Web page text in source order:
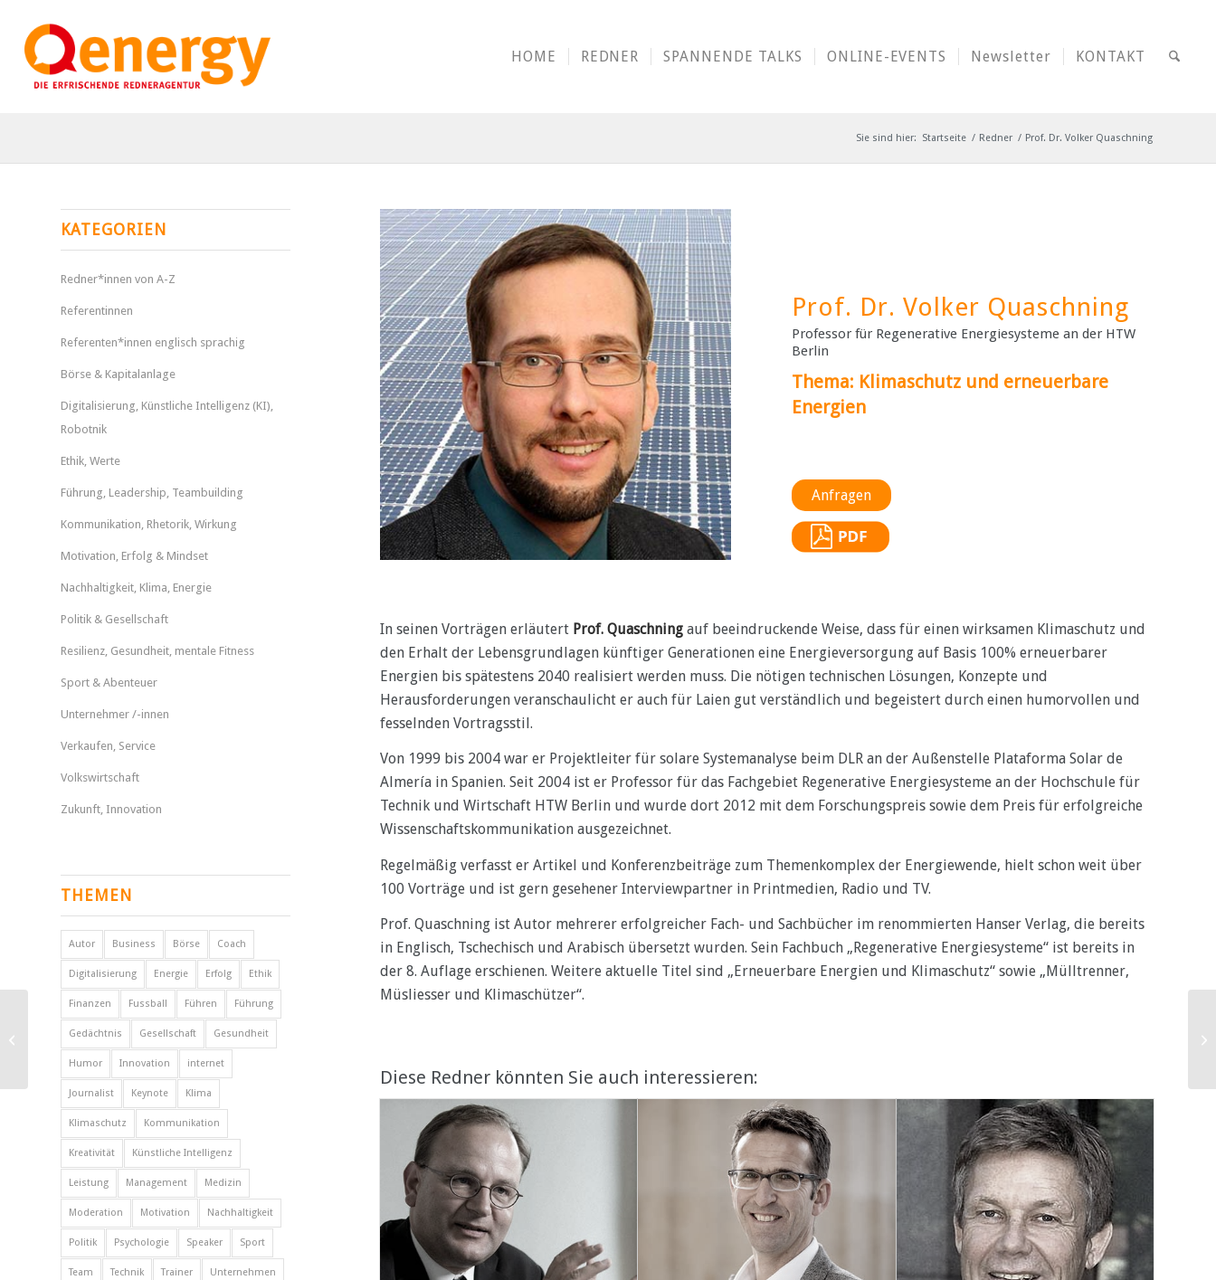
HOME REDNER SPANNENDE TALKS ONLINE-EVENTS Newsletter KONTAKT
Sie sind hier: Startseite / Redner / Prof. Dr. Volker Quaschning
Prof. Dr. Volker Quaschning
Professor für Regenerative Energiesysteme an der HTW
Berlin
Thema: Klimaschutz und erneuerbare
Energien
Anfragen
In seinen Vorträgen erläutert Prof. Quaschningauf beeindruckende Weise, dass für einen wirksamen Klimaschutz und
den Erhalt der Lebensgrundlagen künftiger Generationen eine Energieversorgung auf Basis 100% erneuerbarer
Energien bis spätestens 2040 realisiert werden muss. Die nötigen technischen Lösungen, Konzepte und
Herausforderungen veranschaulicht er auch für Laien gut verständlich und begeistert durch einen humorvollen und
fesselnden Vortragsstil.
Von 1999 bis 2004 war er Projektleiter für solare Systemanalyse beim DLR an der Außenstelle Plataforma Solar de
Almería in Spanien. Seit 2004 ist er Professor für das Fachgebiet Regenerative Energiesysteme an der Hochschule für
Technik und Wirtschaft HTW Berlin und wurde dort 2012 mit dem Forschungspreis sowie dem Preis für erfolgreiche
Wissenschaftskommunikation ausgezeichnet.
Regelmäßig verfasst er Artikel und Konferenzbeiträge zum Themenkomplex der Energiewende, hielt schon weit über
100 Vorträge und ist gern gesehener Interviewpartner in Printmedien, Radio und TV.
Prof. Quaschning ist Autor mehrerer erfolgreicher Fach- und Sachbücher im renommierten Hanser Verlag, die bereits
in Englisch, Tschechisch und Arabisch übersetzt wurden. Sein Fachbuch „Regenerative Energiesysteme“ ist bereits in
der 8. Auflage erschienen. Weitere aktuelle Titel sind „Erneuerbare Energien und Klimaschutz“ sowie „Mülltrenner,
Müsliesser und Klimaschützer“.
Diese Redner könnten Sie auch interessieren:
KATEGORIEN
Redner*innen von A-Z
Referentinnen
Referenten*innen englisch sprachig
Börse & Kapitalanlage
Digitalisierung, Künstliche Intelligenz (KI),
Robotnik
Ethik, Werte
Führung, Leadership, Teambuilding
Kommunikation, Rhetorik, Wirkung
Motivation, Erfolg & Mindset
Nachhaltigkeit, Klima, Energie
Politik & Gesellschaft
Resilienz, Gesundheit, mentale Fitness
Sport & Abenteuer
Unternehmer /-innen
Verkaufen, Service
Volkswirtschaft
Zukunft, Innovation
THEMEN
Autor Business Börse Coach
Digitalisierung Energie Erfolg Ethik
Finanzen Fussball Führen Führung
Gedächtnis Gesellschaft Gesundheit
Humor Innovation internet
Journalist Keynote Klima
Klimaschutz Kommunikation
Kreativität Künstliche Intelligenz
Leistung Management Medizin
Moderation Motivation Nachhaltigkeit
Politik Psychologie Speaker Sport
Team Technik Trainer Unternehmen
Prof. Dr. Dr. Franz Josef
Radermacher